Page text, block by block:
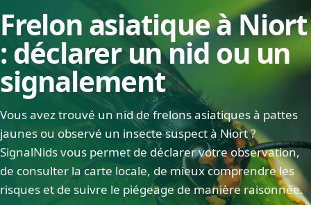
Frelon asiatique à Niort
: déclarer un nid ou un
signalement
Vous avez trouvé un nid de frelons asiatiques à pattes
jaunes ou observé un insecte suspect à Niort ?
SignalNids vous permet de déclarer votre observation,
de consulter la carte locale, de mieux comprendre les
risques et de suivre le piégeage de manière raisonnée.